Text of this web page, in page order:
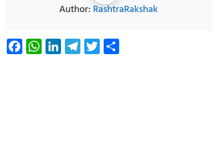
Author: RashtraRakshak
Facebook
WhatsApp
LinkedIn
Telegram
Twitter